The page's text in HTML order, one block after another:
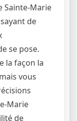
Sainte-Marie
de
se pose.
la façon la
vous
Marie
de